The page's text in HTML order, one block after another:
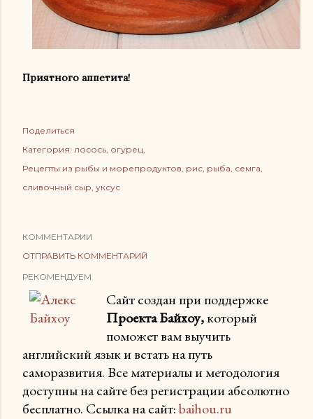
Приятного аппетита!
Поделиться
Категория: лосось огурец
Рецепты из рыбы и морепродуктов рис рыба семга
сливочный сыр уксус
КОММЕНТАРИИ
ОТПРАВИТЬ КОММЕНТАРИЙ
РЕКОМЕНДУЕМ
Сайт создан при поддержке
Проекта Байхоу,который
поможет вам выучить
английский язык и встать на путь
саморазвития. Все материалы и методология
доступны на сайте без регистрации абсолютно
бесплатно. Ссылка на сайт:baihou.ru